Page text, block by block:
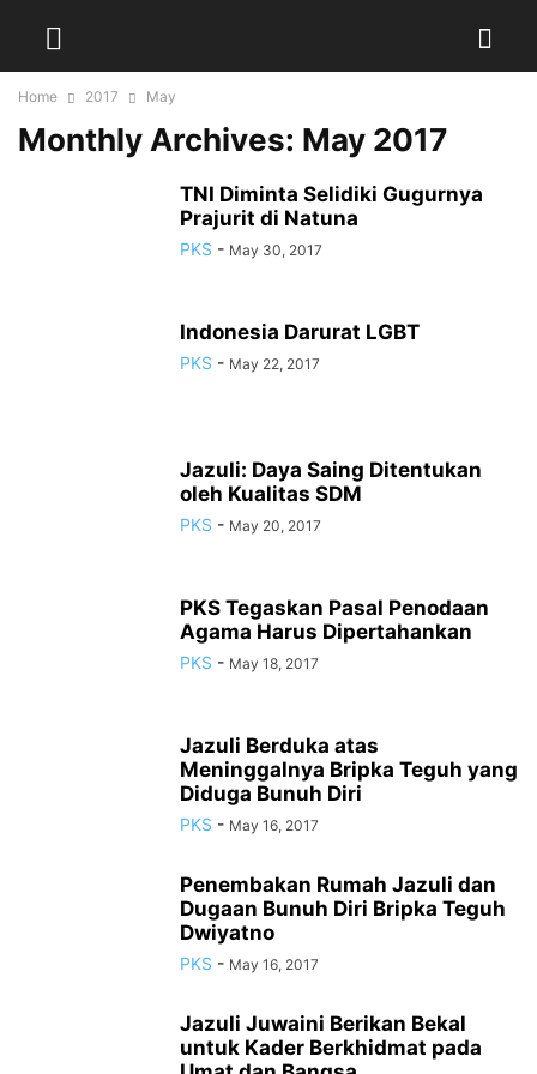
Home 2017 May
Monthly Archives: May 2017
TNI Diminta Selidiki Gugurnya
Prajurit di Natuna
PKS - May 30, 2017
Indonesia Darurat LGBT
PKS - May 22, 2017
Jazuli: Daya Saing Ditentukan
oleh Kualitas SDM
PKS - May 20, 2017
PKS Tegaskan Pasal Penodaan
Agama Harus Dipertahankan
PKS - May 18, 2017
Jazuli Berduka atas
Meninggalnya Bripka Teguh yang
Diduga Bunuh Diri
PKS - May 16, 2017
Penembakan Rumah Jazuli dan
Dugaan Bunuh Diri Bripka Teguh
Dwiyatno
PKS - May 16, 2017
Jazuli Juwaini Berikan Bekal
untuk Kader Berkhidmat pada